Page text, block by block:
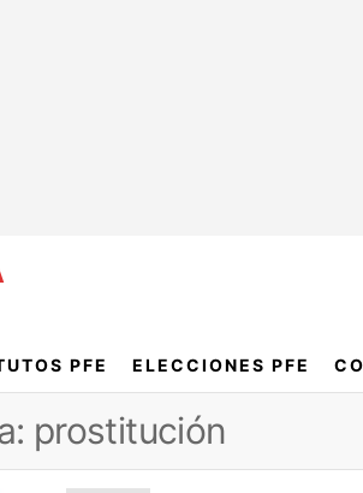
PFE ELECCIONES PFE
prostitución